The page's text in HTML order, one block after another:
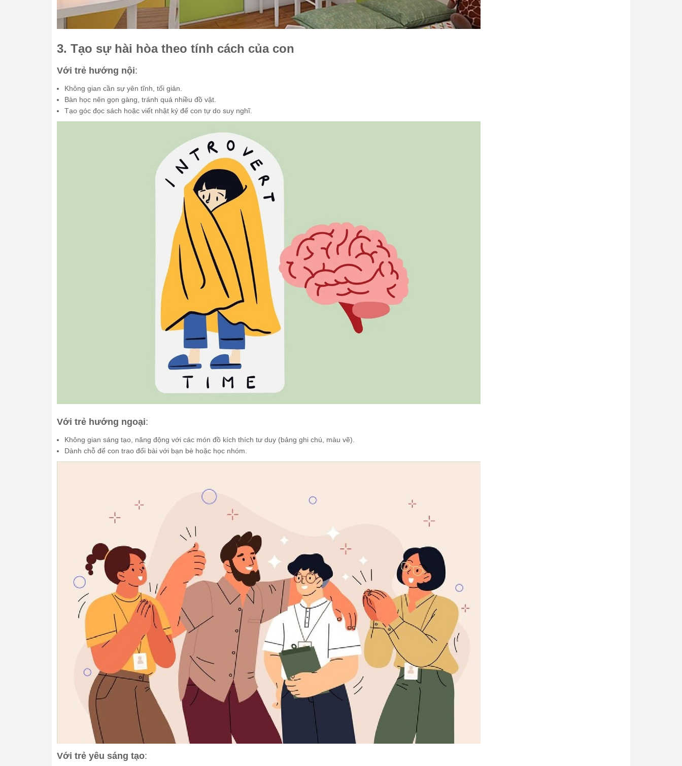
3. Tạo sự hài hòa theo tính cách của con
Với trẻ hướng nội:
Không gian cần sự yên tĩnh, tối giản.
Bàn học nên gọn gàng, tránh quá nhiều đồ vật.
Tạo góc đọc sách hoặc viết nhật ký để con tự do suy nghĩ.
Với trẻ hướng ngoại:
Không gian sáng tạo, năng động với các món đồ kích thích tư duy (bảng ghi chú, màu vẽ).
Dành chỗ để con trao đổi bài với bạn bè hoặc học nhóm.
Với trẻ yêu sáng tạo: